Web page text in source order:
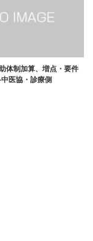
体制加算、増点・要件
医協・診療側